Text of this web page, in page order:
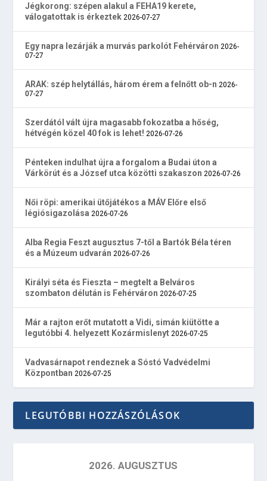
Jégkorong: szépen alakul a FEHA19 kerete,
válogatottak is érkeztek 2026-07-27
Egy napra lezárják a murvás parkolót Fehérváron 2026-
07-27
ARAK: szép helytállás, három érem a felnőtt ob-n 2026-
07-27
Szerdától vált újra magasabb fokozatba a hőség,
hétvégén közel 40 fok is lehet! 2026-07-26
Pénteken indulhat újra a forgalom a Budai úton a
Várkörút és a József utca közötti szakaszon 2026-07-26
Női röpi: amerikai ütőjátékos a MÁV Előre első
légiósigazolása 2026-07-26
Alba Regia Feszt augusztus 7-től a Bartók Béla téren
és a Múzeum udvarán 2026-07-26
Királyi séta és Fieszta – megtelt a Belváros
szombaton délután is Fehérváron 2026-07-25
Már a rajton erőt mutatott a Vidi, simán kiütötte a
legutóbbi 4. helyezett Kozármislenyt 2026-07-25
Vadvasárnapot rendeznek a Sóstó Vadvédelmi
Központban 2026-07-25
LEGUTÓBBI HOZZÁSZÓLÁSOK
2026. AUGUSZTUS